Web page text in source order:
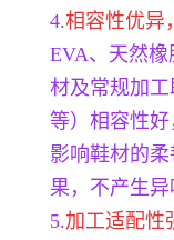
4.相容性优异
EVA、天然
材及常规加
等）相容性
影响鞋材的
果，不产生异
5.加工适配性